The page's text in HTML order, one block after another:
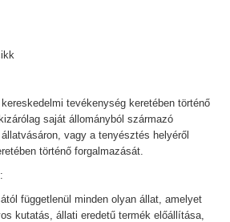
tevékenység keretében történő
saját állományból származó
vagy a tenyésztés helyéről
történő forgalmazását.
függetlenül minden olyan állat, amelyet
kutatás, állati eredetű termék előállítása,